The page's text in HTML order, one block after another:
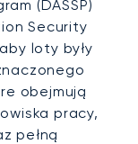
(DASSP)
Security
loty były
obejmują
pracy,
pełną